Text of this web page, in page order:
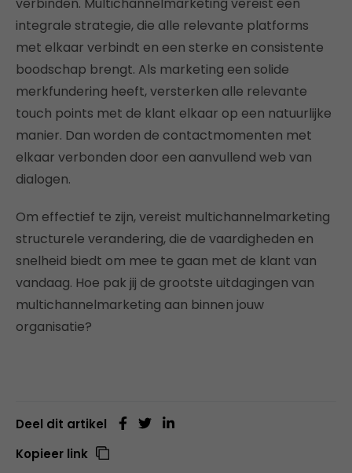
integrale strategie, die alle relevante platforms
met elkaar verbindt en een sterke en consistente
boodschap brengt. Als marketing een solide
merkfundering heeft, versterken alle relevante
touch points met de klant elkaar op een natuurlijke
manier. Dan worden de contactmomenten met
elkaar verbonden door een aanvullend web van
dialogen.
Om effectief te zijn, vereist multichannelmarketing
structurele verandering, die de vaardigheden en
snelheid biedt om mee te gaan met de klant van
vandaag. Hoe pak jij de grootste uitdagingen van
multichannelmarketing aan binnen jouw
organisatie?
Deel dit artikel
Kopieer link